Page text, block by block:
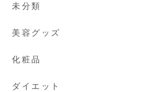
未分類
美容グッズ
化粧品
ダイエット